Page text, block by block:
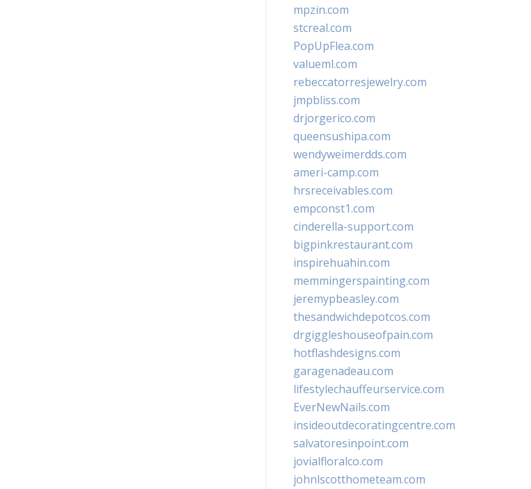
mpzin.com
stcreal.com
PopUpFlea.com
valueml.com
rebeccatorresjewelry.com
jmpbliss.com
drjorgerico.com
queensushipa.com
wendyweimerdds.com
ameri-camp.com
hrsreceivables.com
empconst1.com
cinderella-support.com
bigpinkrestaurant.com
inspirehuahin.com
memmingerspainting.com
jeremypbeasley.com
thesandwichdepotcos.com
drgiggleshouseofpain.com
hotflashdesigns.com
garagenadeau.com
lifestylechauffeurservice.com
EverNewNails.com
insideoutdecoratingcentre.com
salvatoresinpoint.com
jovialfloralco.com
johnlscotthometeam.com